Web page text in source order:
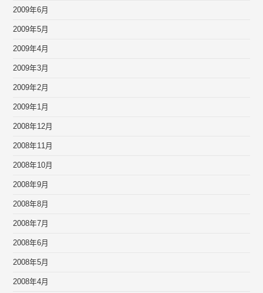
2009年6月
2009年5月
2009年4月
2009年3月
2009年2月
2009年1月
2008年12月
2008年11月
2008年10月
2008年9月
2008年8月
2008年7月
2008年6月
2008年5月
2008年4月